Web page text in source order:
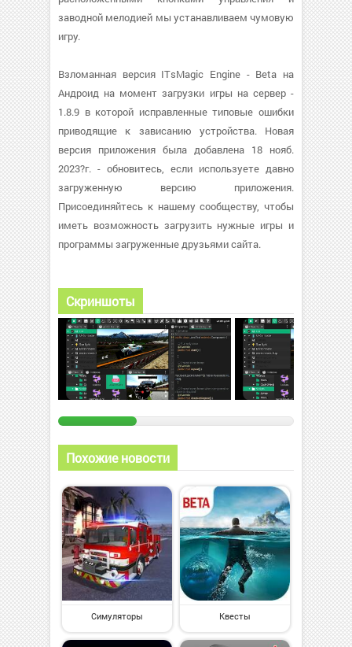
заводной мелодией мы устанавливаем чумовую
игру.
Взломанная версия ITsMagic Engine - Beta на
Андроид на момент загрузки игры на сервер -
1.8.9 в которой исправленные типовые ошибки
приводящие к зависанию устройства. Новая
версия приложения была добавлена 18 нояб.
2023?г. - обновитесь, если используете давно
загруженную версию приложения.
Присоединяйтесь к нашему сообществу, чтобы
иметь возможность загрузить нужные игры и
программы загруженные друзьями сайта.
Скриншоты
Похожие новости
Симуляторы Квесты